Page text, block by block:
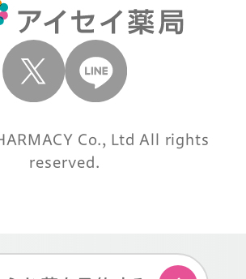
Co., Ltd All rights
reserved.